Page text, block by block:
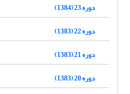
دوره 23 (1384)
دوره 22 (1383)
دوره 21 (1383)
دوره 20 (1383)